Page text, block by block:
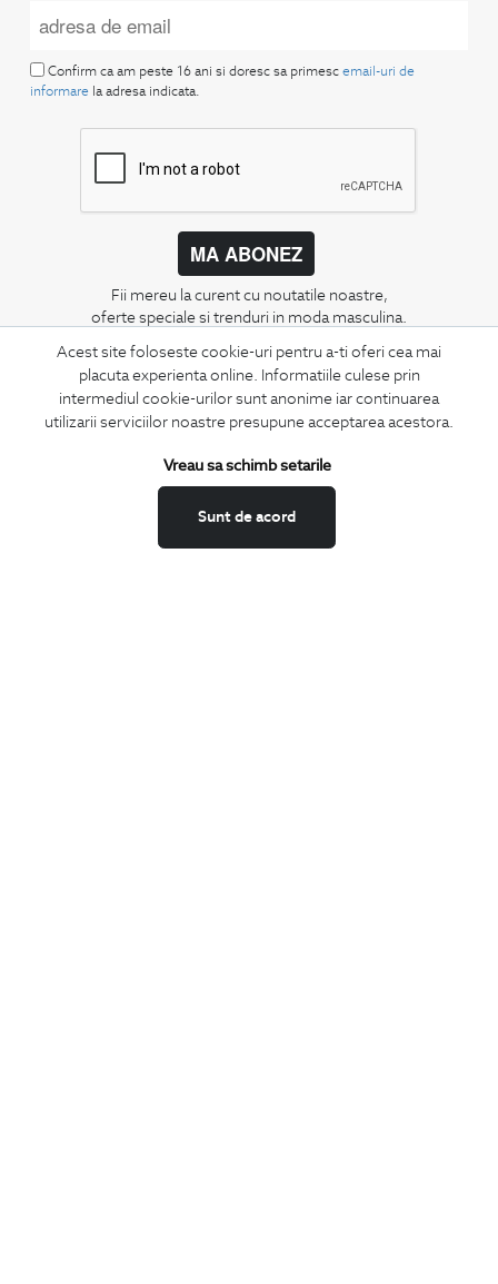
Acest site foloseste cookie-uri pentru a-ti oferi cea mai
placuta experienta online. Informatiile culese prin
intermediul cookie-urilor sunt anonime iar continuarea
utilizarii serviciilor noastre presupune acceptarea acestora.
Sunt de acord
Vreau sa schimb setarile
Confirm ca am peste 16 ani si doresc sa primesc email-uri de
informare la adresa indicata.
MA ABONEZ
Fii mereu la curent cu noutatile noastre,
oferte speciale si trenduri in moda masculina.
CONCIERGE
Termeni si conditii
Schimburi si retur
Securitatea datelor
Feedback site
ANPC
SOL